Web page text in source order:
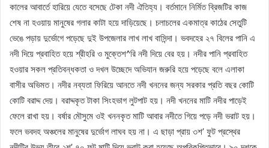
কালের আবার্তে হারিয়ে যেতে বসেছে টেকা নদী ঐতিহ্য। বর্তমানে নির্মিত ব্রিজটির কাজ
শেষ না হওয়ায় মানুষের গলার কাটা হয়ে দাড়িয়েছে। চলাচলের একমাত্র কাঠের সেতুটি
ভেঙে পড়ায় দুর্ভোগে পড়েছে দুই উপজেলার লাখ লাখ বাসিন্দা। ভবদহের ২৭ বিলের পানি এ
নদী দিয়ে প্রবাহিত হয়ে শ্রীহরি ও মুক্তেশ^রি নদী দিয়ে বের হয়। নদীর পানি প্রবাহিত
হওয়ার সকল প্রতিবন্ধকতা ও দখল উচ্ছেদে অভিযান জরুরি হয়ে পড়েছে বলে এলাকা
বাসীর অভিমত। নদীর নব্যতা ফিরিয়ে আনতে নদী খননের জন্য সরকার প্রতি বছর কোটি
কোটি বরাদ্দ দেয়। বরাদ্দকৃত টাকা সিংহভাগ লুটপাট হয়। নদী খননের মাটি নদীর পাড়েই
ফেলে রাখা হয়। বর্ষার মৌসুমে ওই খননকৃত মাটি আবার নদীতে গিয়ে পড়ে নদী ভরাট হয়।
ফলে ভবদহ অঞ্চলের মানুষের দুর্ভোগ লাঘব হয় না। এ ছাড়া প্রায় ৩শ’ ফুট প্রস্থের